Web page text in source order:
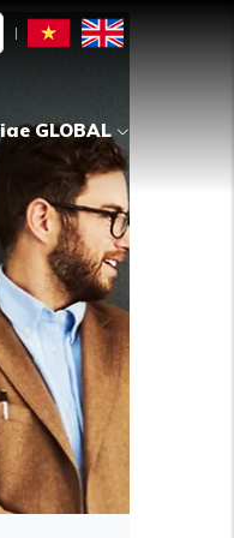
iae GLOBAL